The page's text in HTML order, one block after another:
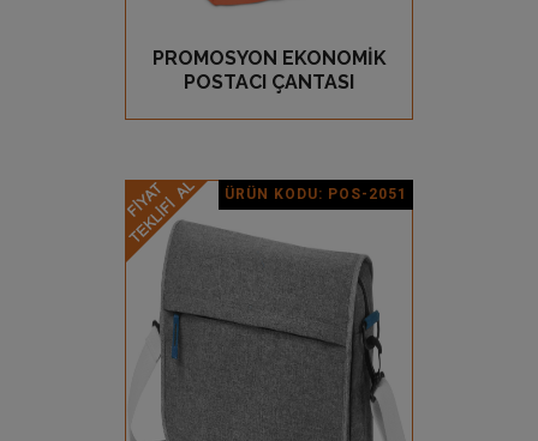
GÖZ AT
PROMOSYON EKONOMİK
POSTACI ÇANTASI
ÜRÜN KODU: POS-2051
Ürün Detay